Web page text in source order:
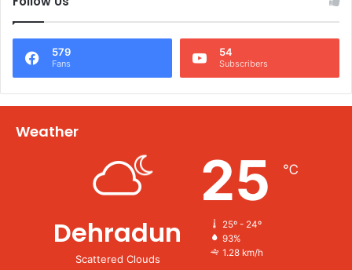
579
Fans
54
Subscribers
Weather
Dehradun
Scattered Clouds
25 ℃
25º - 24º
93%
1.28 km/h